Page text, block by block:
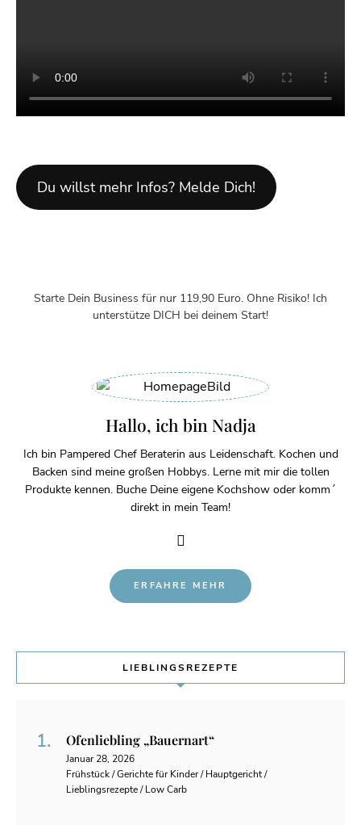
Du willst mehr Infos? Melde Dich!
Starte Dein Business für nur 119,90 Euro. Ohne Risiko! Ich
unterstütze DICH bei deinem Start!
Hallo, ich bin Nadja
Ich bin Pampered Chef Beraterin aus Leidenschaft. Kochen und
Backen sind meine großen Hobbys. Lerne mit mir die tollen
Produkte kennen. Buche Deine eigene Kochshow oder komm´
direkt in mein Team!
ERFAHRE MEHR
LIEBLINGSREZEPTE
Ofenliebling „Bauernart“
Januar 28, 2026
Frühstück / Gerichte für Kinder / Hauptgericht /
Lieblingsrezepte / Low Carb